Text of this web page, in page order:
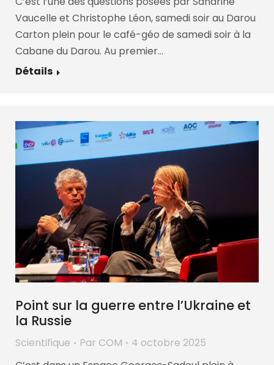
Vaucelle et Christophe Léon, samedi soir au Darou
Carton plein pour le café-géo de samedi soir à la
Cabane du Darou. Au premier…
Détails
Point sur la guerre entre l’Ukraine et
la Russie
Scientifique Par COM
4 octobre 2025